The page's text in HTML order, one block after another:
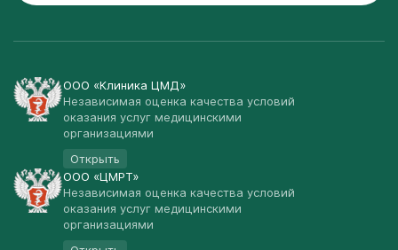
ООО «Клиника ЦМД»
Независимая оценка качества условий
оказания услуг медицинскими
организациями
Открыть
ООО «ЦМРТ»
Независимая оценка качества условий
оказания услуг медицинскими
организациями